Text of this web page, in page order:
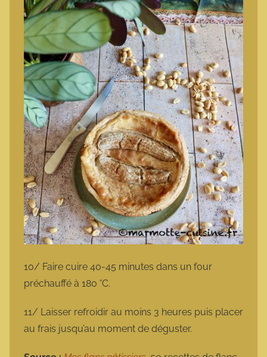
10/ Faire cuire 40-45 minutes dans un four
préchauffé à 180 °C.
11/ Laisser refroidir au moins 3 heures puis placer
au frais jusqu’au moment de déguster.